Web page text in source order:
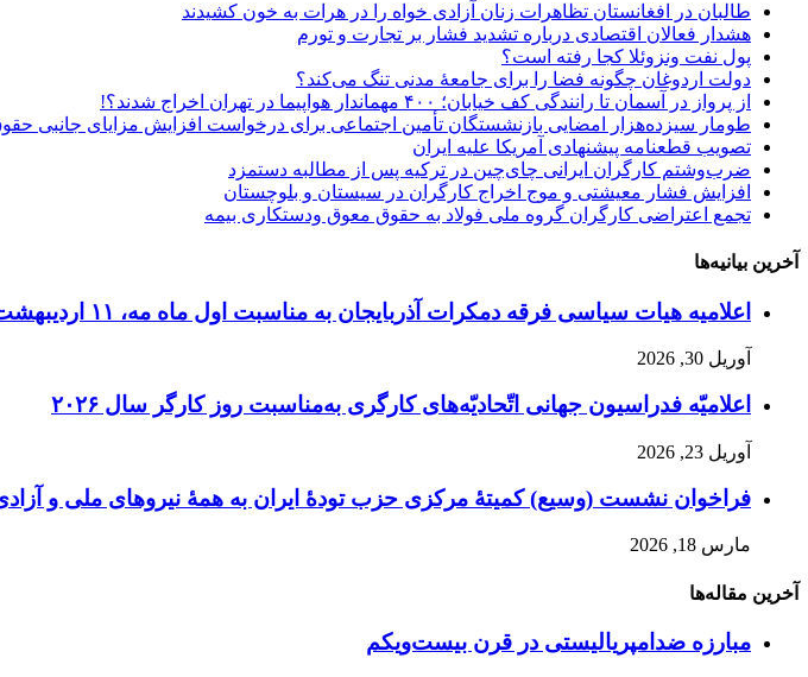
طالبان در افغانستان تظاهرات زنان آزادی خواه را در هرات به خون کشیدند
هشدار فعالان اقتصادی درباره تشدید فشار بر تجارت و تورم
پول نفت ونزوئلا کجا رفته است؟
دولت اردوغان چگونه فضا را برای جامعهٔ مدنی تنگ می‌کند؟
از پرواز در آسمان تا رانندگی کف خیابان؛ ۴۰۰ مهماندار هواپیما در تهران اخراج شدند؟!
طومار سیزده‌هزار امضایی بازنشستگان تأمین اجتماعی برای درخواست افزایش مزایای جانبی
تصویب قطعنامه پیشنهادی آمریکا علیه ایران
ضرب‌وشتم کارگران ایرانی چای‌چین در ترکیه پس از مطالبه دستمزد
افزایش فشار معیشتی و موج اخراج کارگران در سیستان و بلوچستان
تجمع اعتراضی کارگران گروه ملی فولاد به حقوق معوق ودستکاری بیمه
آخرین بیانیه‌ها
اعلامیه هیات سیاسی فرقه دمکرات آذربایجان به مناسبت اول ماه مه، ۱۱ اردیبهشت، روز جهانی کارگر
آوریل 30, 2026
اعلامیّه فدراسیون جهانی اتّحادیّه‌های کارگری به‌مناسبت روز کارگر سال ۲۰۲۶
آوریل 23, 2026
فراخوان نشست (وسیع)‌ کمیتهٔ‌ مرکزی حزب تودهٔ ایران به همهٔ نیروهای ملی و
مارس 18, 2026
آخرین مقاله‌ها
مبارزه ضد‌امپریالیستی در قرن بیست‌ویکم